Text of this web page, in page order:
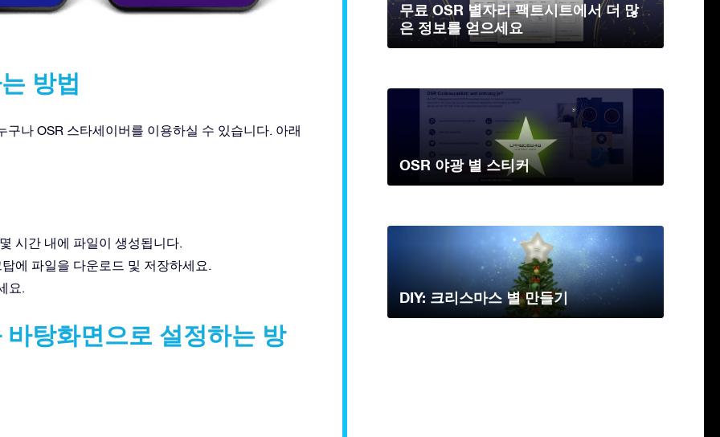
방법
나 OSR 스타세이버를 이용하실 수 있습니다. 아래
시간 내에 파일이 생성됩니다.
에 파일을 다운로드 및 저장하세요.
요.
탕화면으로 설정하는 방
무료 OSR 별자리 팩트시트에서 더 많
은 정보를 얻으세요
OSR 야광 별 스티커
DIY: 크리스마스 별 만들기